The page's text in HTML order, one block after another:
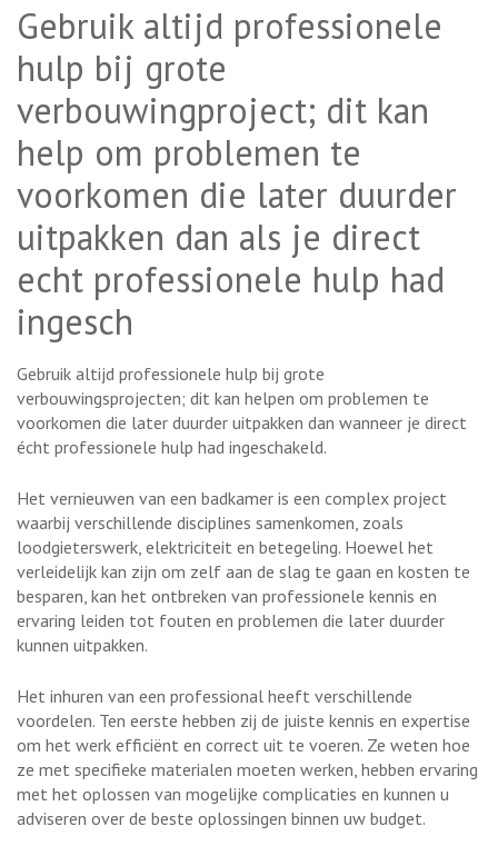
Gebruik altijd professionele
hulp bij grote
verbouwingproject; dit kan
help om problemen te
voorkomen die later duurder
uitpakken dan als je direct
echt professionele hulp had
ingesch
Gebruik altijd professionele hulp bij grote
verbouwingsprojecten; dit kan helpen om problemen te
voorkomen die later duurder uitpakken dan wanneer je direct
écht professionele hulp had ingeschakeld.
Het vernieuwen van een badkamer is een complex project
waarbij verschillende disciplines samenkomen, zoals
loodgieterswerk, elektriciteit en betegeling. Hoewel het
verleidelijk kan zijn om zelf aan de slag te gaan en kosten te
besparen, kan het ontbreken van professionele kennis en
ervaring leiden tot fouten en problemen die later duurder
kunnen uitpakken.
Het inhuren van een professional heeft verschillende
voordelen. Ten eerste hebben zij de juiste kennis en expertise
om het werk efficiënt en correct uit te voeren. Ze weten hoe
ze met specifieke materialen moeten werken, hebben ervaring
met het oplossen van mogelijke complicaties en kunnen u
adviseren over de beste oplossingen binnen uw budget.